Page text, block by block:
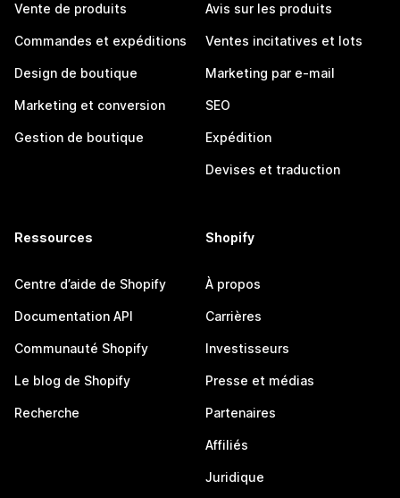
Vente de produits
Commandes et expéditions
Design de boutique
Marketing et conversion
Gestion de boutique
Avis sur les produits
Ventes incitatives et lots
Marketing par e-mail
SEO
Expédition
Devises et traduction
Ressources
Centre d’aide de Shopify
Documentation API
Communauté Shopify
Le blog de Shopify
Recherche
Shopify
À propos
Carrières
Investisseurs
Presse et médias
Partenaires
Affiliés
Juridique